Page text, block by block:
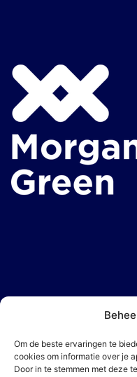
Om de beste ervaringen te
cookies om informatie over je
Door in te stemmen met deze
Koningin
Gebouw